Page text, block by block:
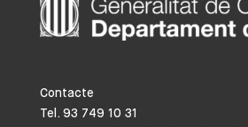
Contacte
Tel. 93 749 10 31